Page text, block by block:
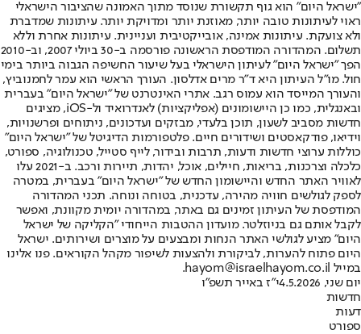
"ישראל היום" הוא גוף תקשורת שנוסד מתוך האמונה שהציבור הישראלי
ראוי לעיתונות טובה יותר, מאוזנת יותר ומדויקת יותר. עיתונות שמדברת
ולא צועקת. עיתונות אמינה, אובייקטיבית ועניינית. עיתונות אחרת וללא
תשלום. המהדורה המודפסת הראשונה פורסמה ב-30 ביולי 2007, וב-2010
הפך "ישראל היום" לעיתון הישראלי בעל שיעור החשיפה הגבוה ביותר בימי
חול. מו"ל העיתון היא ד"ר מרים אדלסון. העורך הראשי הוא עמר לחמנוביץ,
והעורך המייסד הוא עמוס רגב. אתרי האינטרנט של "ישראל היום" בעברית
ובאנגלית, כמו כן היישומונים (אפליקציות) לאנדרואיד ול-iOS, מציגים
חדשות מסביב לשעון, תוכן בלעדי, מבזקים ועדכונים, ניתוחים ופרשנויות,
וידיאו, פודקאסטים ושידורים חיים. פלטפורמות הדיגיטל של "ישראל היום"
כוללות ערוצי חדשות ודעות, תרבות ובידור, לייף סטייל, טכנולוגיה, ספורט,
כלכלה וצרכנות, בריאות, חיילים, אוכל, יהדות, תיירות ורכב. ב-2021 עלו
לאוויר האתר החדש והיישומון החדש של "ישראל היום" בעברית, במטרה
לספק לגולשים חוויה מהירה, עדכנית, בטוחה ונוחה. תכני המהדורה
המודפסת של העיתון זמינים גם באתר, במהדורה יומית מקוונת, ואפשר
לקבל אותם גם בניוזלטר. מועדון ההטבות הייחודי "הקליקה של ישראל
היום" מציע לגולשי האתר הנחות ומבצעים על מוצרים ושירותים. ישראל
היום פתוח להערות, לביקורת ולהצעות לשיפור מקהל הקוראים. פנו אלינו
במייל hayom@israelhayom.co.il.
יום שני, 4.5.2026
י"ז באייר תשפ"ו
חדשות
דעות
ספורט